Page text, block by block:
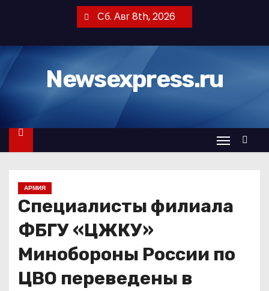
т
к
Сб. Авг 8th, 2026
Newsexpress.ru
АРМИЯ
Специалисты филиала
ФБГУ «ЦЖКУ»
Минобороны России по
ЦВО переведены в